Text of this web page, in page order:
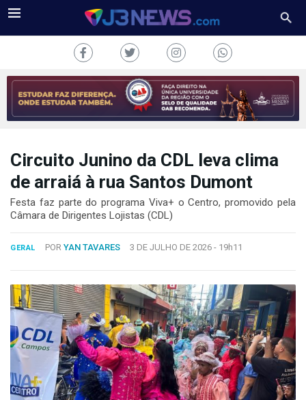
J3NEWS
COLUNAS
FALE
Copyright
2024
Desenvolvido
por
Hesea
Tecnologia
Sistemas
Circuito Junino da CDL leva clima
de arraiá à rua Santos Dumont
Festa faz parte do programa Viva+ o Centro, promovido pela
Câmara de Dirigentes Lojistas (CDL)
GERAL POR YAN TAVARES 3 DE JULHO DE 2026 - 19h11